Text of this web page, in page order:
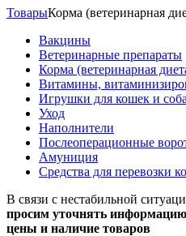
ТоварыКорма (ветеринарная
Вакцины
Ветеринарные препараты
Корма (ветеринарная
Витамины,
Игрушки для кошек и
Уход
Наполнители
Послеоперационные
Амуниция
Средства для перевозки
В связи с нестабильной
просим уточнять
цены и наличие товаров